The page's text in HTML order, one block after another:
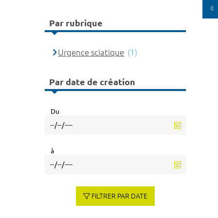
Par rubrique
Urgence sciatique (1)
Par date de création
Du
à
FILTRER PAR DATE